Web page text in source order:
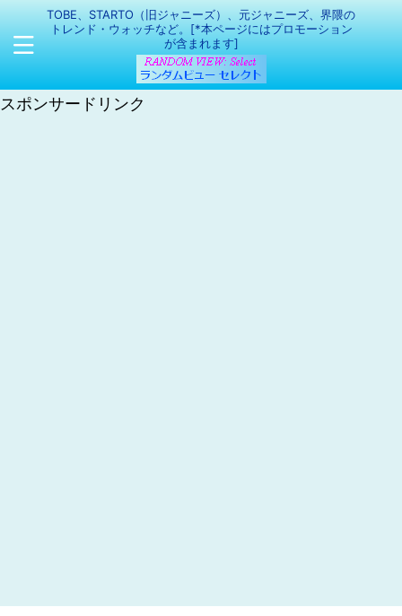
TOBE、STARTO（旧ジャニーズ）、元ジャニーズ、界隈の
トレンド・ウォッチなど。[*本ページにはプロモーション
が含まれます]
スポンサードリンク